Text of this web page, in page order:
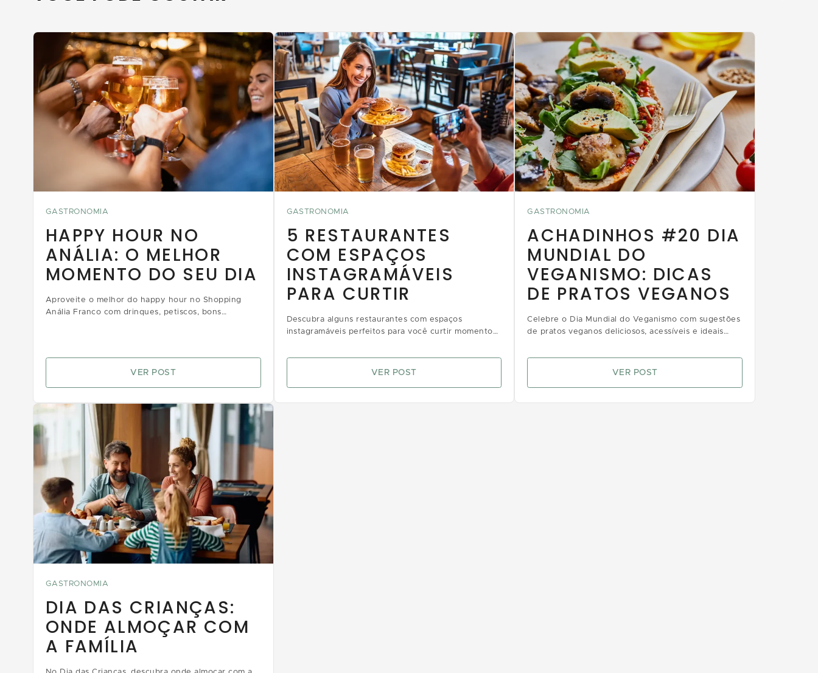
GASTRONOMIA
HAPPY HOUR NO
ANÁLIA: O MELHOR
MOMENTO DO SEU DIA
Aproveite o melhor do happy hour no Shopping
Anália Franco com drinques, petiscos, bons
VER POST
GASTRONOMIA
5 RESTAURANTES
COM ESPAÇOS
INSTAGRAMÁVEIS
PARA CURTIR
Descubra alguns restaurantes com espaços
instagramáveis perfeitos para você curtir momentos
charme
VER POST
GASTRONOMIA
ACHADINHOS #20 DIA
MUNDIAL DO
VEGANISMO: DICAS
DE PRATOS VEGANOS
Celebre o Dia Mundial do Veganismo com sugestões
de pratos veganos deliciosos, acessíveis e ideais
VER POST
GASTRONOMIA
DIA DAS CRIANÇAS:
ONDE ALMOÇAR COM
A FAMÍLIA